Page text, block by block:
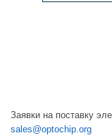
Заявки на поставку
sales@optochip.org